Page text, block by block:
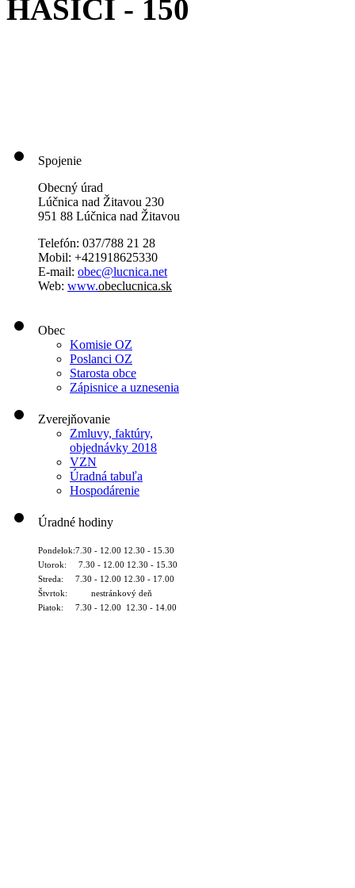
HASIČI - 150
Spojenie
Obecný úrad
Lúčnica nad Žitavou 230
951 88 Lúčnica nad Žitavou
Telefón: 037/788 21 28
Mobil: +421918625330
E-mail: obec@lucnica.net
Web: www.obeclucnica.sk
Obec
Komisie OZ
Poslanci OZ
Starosta obce
Zápisnice a uznesenia
Zverejňovanie
Zmluvy, faktúry,
objednávky 2018
VZN
Úradná tabuľa
Hospodárenie
Úradné hodiny
Pondelok:7.30 - 12.00 12.30 - 15.30
Utorok: 7.30 - 12.00 12.30 - 15.30
Streda: 7.30 - 12.00 12.30 - 17.00
Štvrtok: nestránkový deň
Piatok: 7.30 - 12.00 12.30 - 14.00